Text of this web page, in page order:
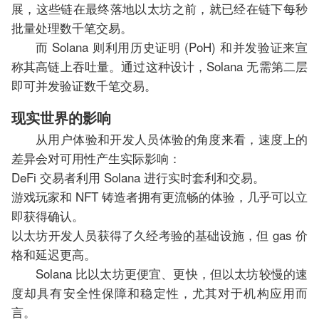
展，这些链在最终落地以太坊之前，就已经在链下每秒
批量处理数千笔交易。
而 Solana 则利用历史证明 (PoH) 和并发验证来宣
称其高链上吞吐量。通过这种设计，Solana 无需第二层
即可并发验证数千笔交易。
现实世界的影响
从用户体验和开发人员体验的角度来看，速度上的
差异会对可用性产生实际影响：
DeFi 交易者利用 Solana 进行实时套利和交易。
游戏玩家和 NFT 铸造者拥有更流畅的体验，几乎可以立
即获得确认。
以太坊开发人员获得了久经考验的基础设施，但 gas 价
格和延迟更高。
Solana 比以太坊更便宜、更快，但以太坊较慢的速
度却具有安全性保障和稳定性，尤其对于机构应用而
言。